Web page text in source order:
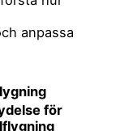
anpassa
för